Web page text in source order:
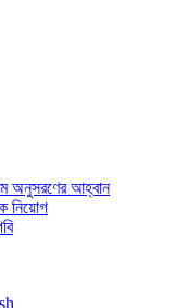
অনুসরণের আহ্বান
নিয়োগ